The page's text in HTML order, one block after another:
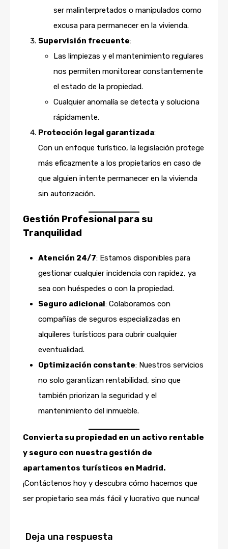
ser malinterpretados o manipulados como
excusa para permanecer en la vivienda.
Supervisión frecuente:
Las limpiezas y el mantenimiento regulares
nos permiten monitorear constantemente
el estado de la propiedad.
Cualquier anomalía se detecta y soluciona
rápidamente.
Protección legal garantizada:
Con un enfoque turístico, la legislación protege
más eficazmente a los propietarios en caso de
que alguien intente permanecer en la vivienda
sin autorización.
Gestión Profesional para su
Tranquilidad
Atención 24/7: Estamos disponibles para
gestionar cualquier incidencia con rapidez, ya
sea con huéspedes o con la propiedad.
Seguro adicional: Colaboramos con
compañías de seguros especializadas en
alquileres turísticos para cubrir cualquier
eventualidad.
Optimización constante: Nuestros servicios
no solo garantizan rentabilidad, sino que
también priorizan la seguridad y el
mantenimiento del inmueble.
Convierta su propiedad en un activo rentable
y seguro con nuestra gestión de
apartamentos turísticos en Madrid.
¡Contáctenos hoy y descubra cómo hacemos que
ser propietario sea más fácil y lucrativo que nunca!
Deja una respuesta